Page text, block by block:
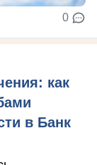
0
как
в Банк